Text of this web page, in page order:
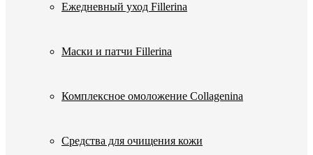
Ежедневный уход Fillerina
Маски и патчи Fillerina
Комплексное омоложение Collagenina
Средства для очищения кожи